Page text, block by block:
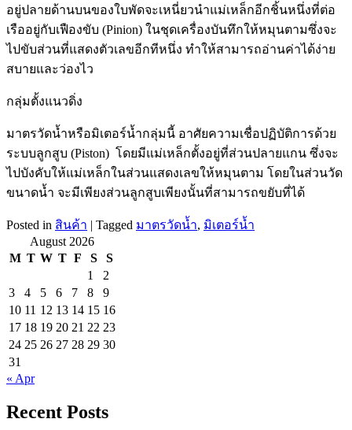
อยู่ปลายด้านบนของใบพัดจะเหนี่ยวนำแม่เหล็กอีกชิ้นหนึ่งที่ต่อ
เรืออยู่กับเฟืองขับ (Pinion) ในชุดเครื่องบันทึกให้หมุนตามซึ่งจะ
ไปขับส่วนที่แสดงตัวเลขอีกทีหนึ่ง ทำให้สามารถอ่านค่าได้ง่าย
สบายและว่องไว
กลุ่มตั้งแนวดิ่ง
มาตรวัดน้ำหรือมิเตอร์น้ำกลุ่มนี้ อาศัยความเชื่อปฏิบัติการด้วย
ระบบลูกสูบ (Piston) โดยมีแม่เหล็กตั้งอยู่ที่ส่วนปลายแกน ซึ่งจะ
ไปบังคับให้แม่เหล็กในส่วนแสดงเลขให้หมุนตาม โดยในส่วนวัด
ขนาดน้ำ จะมีเพียงส่วนลูกสูบเพียงนั้นที่สามารถขยับที่ได้
Posted in สินค้า | Tagged มาตรวัดน้ำ, มิเตอร์น้ำ
August 2026
M T W T F S
S
1
2
3
4 5 6 7 8
9
10 11 12 13 14 15 16
17 18 19 20 21 22 23
24 25 26 27 28 29 30
31
« Apr
Recent Posts